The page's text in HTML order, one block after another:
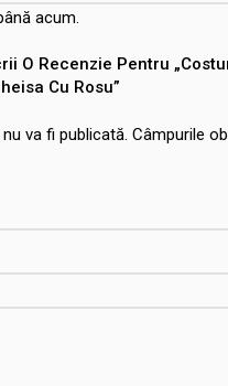
acum.
O Recenzie Pentru
Cu Rosu”
va fi publicată. Câmpurile